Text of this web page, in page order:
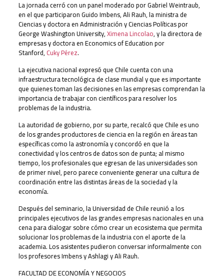
La jornada cerró con un panel moderado por Gabriel Weintraub,
en el que participaron Guido Imbens, Ali Rauh, la ministra de
Ciencias y doctora en Administración y Ciencias Políticas por
George Washington University,Ximena Lincolao, y la directora de
empresas y doctora en Economics of Education por
Stanford, Cuky Pérez.
La ejecutiva nacional expresó que Chile cuenta con una
infraestructura tecnológica de clase mundial y que es importante
que quienes toman las decisiones en las empresas comprendan la
importancia de trabajar con científicos para resolver los
problemas de la industria.
La autoridad de gobierno, por su parte, recalcó que Chile es uno
de los grandes productores de ciencia en la región en áreas tan
específicas como la astronomía y concordó en que la
conectividad y los centros de datos son de punta; al mismo
tiempo, los profesionales que egresan de las universidades son
de primer nivel, pero parece conveniente generar una cultura de
coordinación entre las distintas áreas de la sociedad y la
economía.
Después del seminario, la Universidad de Chile reunió a los
principales ejecutivos de las grandes empresas nacionales en una
cena para dialogar sobre cómo crear un ecosistema que permita
solucionar los problemas de la industria con el aporte de la
academia. Los asistentes pudieron conversar informalmente con
los profesores Imbens y Ashlagi y Ali Rauh.
FACULTAD DE ECONOMÍA Y NEGOCIOS